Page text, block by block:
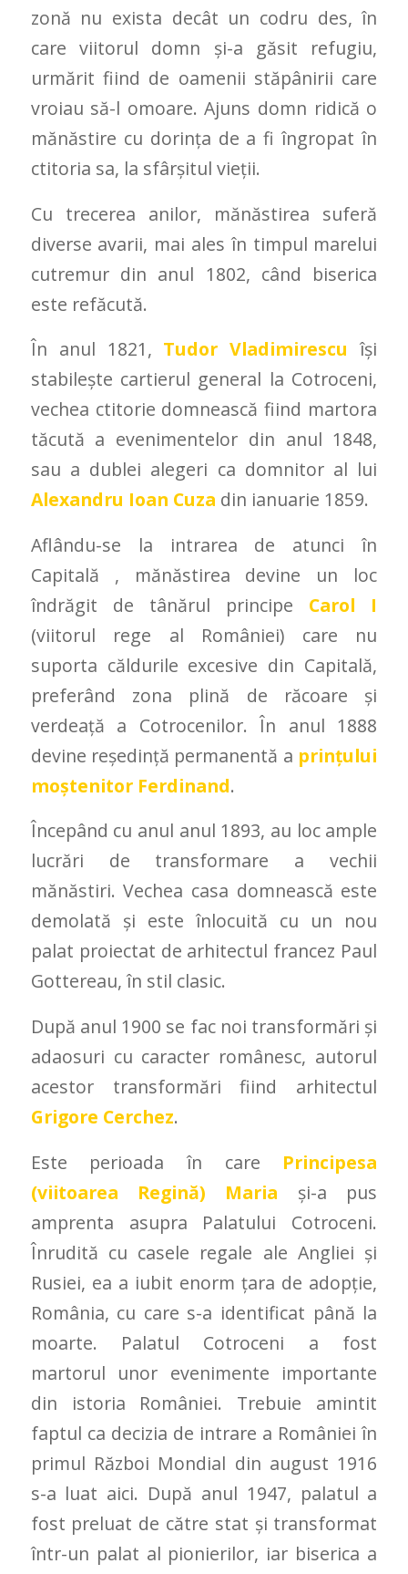
zonă nu exista decât un codru des, în
care viitorul domn și-a găsit refugiu,
urmărit fiind de oamenii stăpânirii care
vroiau să-l omoare. Ajuns domn ridică o
mănăstire cu dorința de a fi îngropat în
ctitoria sa, la sfârșitul vieții.
Cu trecerea anilor, mănăstirea suferă
diverse avarii, mai ales în timpul marelui
cutremur din anul 1802, când biserica
este refăcută.
În anul 1821, Tudor Vladimirescu își
stabilește cartierul general la Cotroceni,
vechea ctitorie domnească fiind martora
tăcută a evenimentelor din anul 1848,
sau a dublei alegeri ca domnitor al lui
Alexandru Ioan Cuza din ianuarie 1859.
Aflându-se la intrarea de atunci în
Capitală , mănăstirea devine un loc
îndrăgit de tânărul principe Carol I
(viitorul rege al României) care nu
suporta căldurile excesive din Capitală,
preferând zona plină de răcoare și
verdeață a Cotrocenilor. În anul 1888
devine reședință permanentă a prințului
moștenitor Ferdinand.
Începând cu anul anul 1893, au loc ample
lucrări de transformare a vechii
mănăstiri. Vechea casa domnească este
demolată și este înlocuită cu un nou
palat proiectat de arhitectul francez Paul
Gottereau, în stil clasic.
După anul 1900 se fac noi transformări și
adaosuri cu caracter românesc, autorul
acestor transformări fiind arhitectul
Grigore Cerchez.
Este perioada în care Principesa
(viitoarea Regină) Maria și-a pus
amprenta asupra Palatului Cotroceni.
Înrudită cu casele regale ale Angliei și
Rusiei, ea a iubit enorm țara de adopție,
România, cu care s-a identificat până la
moarte. Palatul Cotroceni a fost
martorul unor evenimente importante
din istoria României. Trebuie amintit
faptul ca decizia de intrare a României în
primul Război Mondial din august 1916
s-a luat aici. După anul 1947, palatul a
fost preluat de către stat și transformat
într-un palat al pionierilor, iar biserica a